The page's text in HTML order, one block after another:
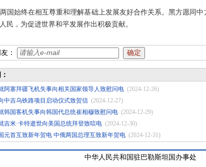
国始终在相互尊重和理解基础上发展友好合作关系。黑方愿同
民，为促进世界和平发展作出积极贡献。
：
阿塞拜疆飞机失事向相关国家领导人致慰问电 (2024-12-26)
中吉乌铁路项目启动仪式致贺信 (2024-12-27)
韩国客机失事向韩国代总统崔相穆致慰问电 (2024-12-29)
吉米·卡特逝世向美国总统拜登致唁电 (2024-12-30)
元首互致新年贺电 中俄两国总理互致新年贺电 (2024-12-31)
中华人民共和国驻巴勒斯坦国办事处